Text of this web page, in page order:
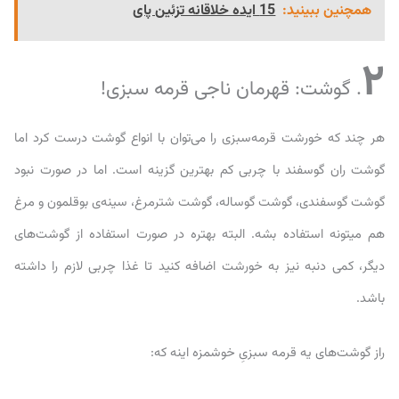
همچنین ببینید: 15 ایده خلاقانه تزئین پای
۲. گوشت: قهرمان ناجی قرمه سبزی!
هر چند که خورشت قرمه‌سبزی را می‌توان با انواع گوشت درست کرد اما
گوشت ران گوسفند با چربی کم بهترین گزینه است. اما در صورت نبود
گوشت گوسفندی، گوشت گوساله، گوشت شترمرغ، سینه‌ی بوقلمون و مرغ
هم میتونه استفاده بشه. البته بهتره در صورت استفاده از گوشت‌های
دیگر، کمی دنبه نیز به خورشت اضافه کنید تا غذا چربی لازم را داشته
باشد.
راز گوشت‌های یه قرمه سبزیِ خوشمزه اینه که: